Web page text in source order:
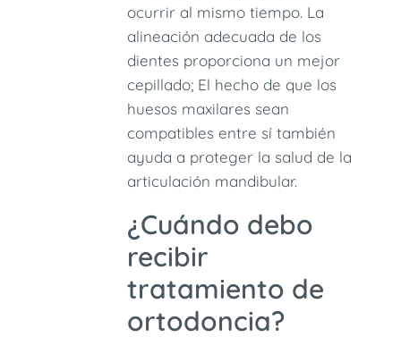
ocurrir al mismo tiempo. La
alineación adecuada de los
dientes proporciona un mejor
cepillado; El hecho de que los
huesos maxilares sean
compatibles entre sí también
ayuda a proteger la salud de la
articulación mandibular.
¿Cuándo debo
recibir
tratamiento de
ortodoncia?